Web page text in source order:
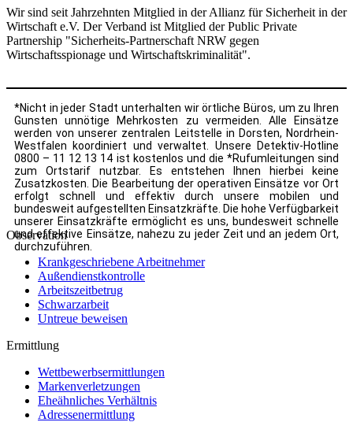
Wir sind seit Jahrzehnten Mitglied in der Allianz für Sicherheit in der
Wirtschaft e.V. Der Verband ist Mitglied der Public Private
Partnership "Sicherheits-Partnerschaft NRW gegen
Wirtschaftsspionage und Wirtschaftskriminalität".
*Nicht in jeder Stadt unterhalten wir örtliche Büros, um zu Ihren
Gunsten unnötige Mehrkosten zu vermeiden. Alle Einsätze
werden von unserer zentralen Leitstelle in Dorsten, Nordrhein-
Westfalen koordiniert und verwaltet. Unsere Detektiv-Hotline
0800 – 11 12 13 14 ist kostenlos und die *Rufumleitungen sind
zum Ortstarif nutzbar. Es entstehen Ihnen hierbei keine
Zusatzkosten. Die Bearbeitung der operativen Einsätze vor Ort
erfolgt schnell und effektiv durch unsere mobilen und
bundesweit aufgestellten Einsatzkräfte. Die hohe Verfügbarkeit
unserer Einsatzkräfte ermöglicht es uns, bundesweit schnelle
und effektive Einsätze, nahezu zu jeder Zeit und an jedem Ort,
durchzuführen.
Observation
Krankgeschriebene Arbeitnehmer
Außendienstkontrolle
Arbeitszeitbetrug
Schwarzarbeit
Untreue beweisen
Ermittlung
Wettbewerbsermittlungen
Markenverletzungen
Eheähnliches Verhältnis
Adressenermittlung